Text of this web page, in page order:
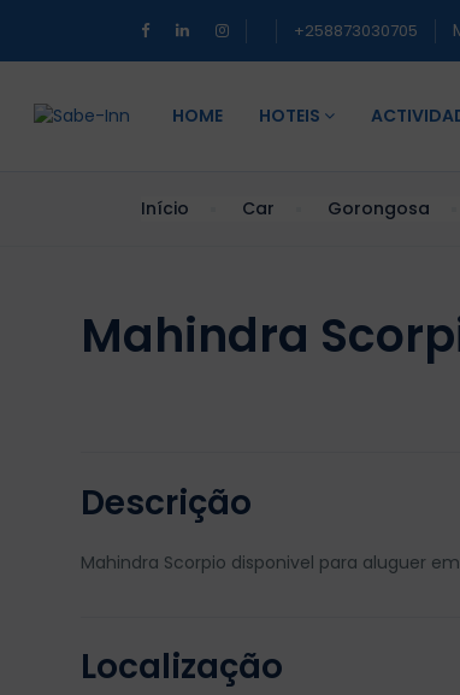
+258873030705
HOME HOTEIS
Início Car Gorongosa
Mahindra
Descrição
Mahindra Scorpio disponivel para aluguer
Localização